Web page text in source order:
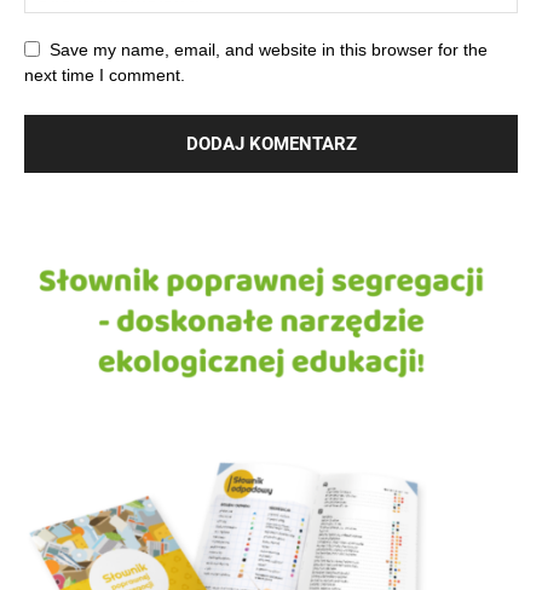
Save my name, email, and website in this browser for the
next time I comment.